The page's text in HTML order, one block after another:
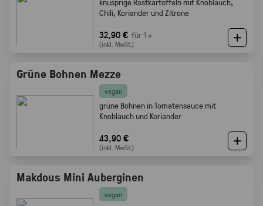
Chili, Koriander und Zitrone
32,90 € für 1 ×
(inkl. MwSt.)
Grüne Bohnen Mezze
vegan
grüne Bohnen in Tomatensauce mit
Knoblauch und Koriander
43,90 €
(inkl. MwSt.)
Makdous Mini Auberginen
vegan